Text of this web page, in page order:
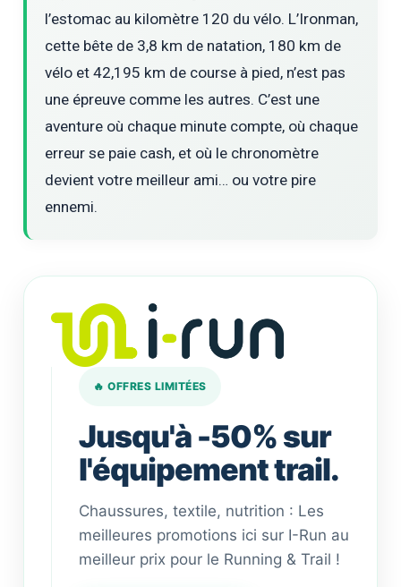
l’estomac au kilomètre 120 du vélo. L’Ironman,
cette bête de 3,8 km de natation, 180 km de
vélo et 42,195 km de course à pied, n’est pas
une épreuve comme les autres. C’est une
aventure où chaque minute compte, où chaque
erreur se paie cash, et où le chronomètre
devient votre meilleur ami… ou votre pire
ennemi.
🔥 OFFRES LIMITÉES
Jusqu'à -50% sur
l'équipement trail.
Chaussures, textile, nutrition : Les
meilleures promotions ici sur I-Run au
meilleur prix pour le Running & Trail !